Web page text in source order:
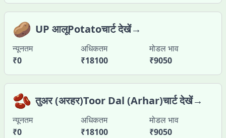
🥔 UP आलूPotatoचार्ट देखें→
न्यूनतम
₹0
अधिकतम
₹18100
मोडल भाव
₹9050
🫘 तुअर (अरहर)Toor Dal (Arhar)चार्ट देखें→
न्यूनतम
₹0
अधिकतम
₹18100
मोडल भाव
₹9050